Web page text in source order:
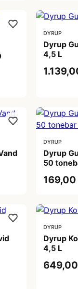
DYRUP
Dyrup
4,5 L
DYRUP
Dyrup
50
DYRUP
Dyrup
4,5 L